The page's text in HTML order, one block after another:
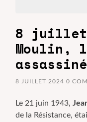
8 juillet
Moulin,
8 JUILLET 2024 0
Le 21 juin 1943,
de la Résistance,